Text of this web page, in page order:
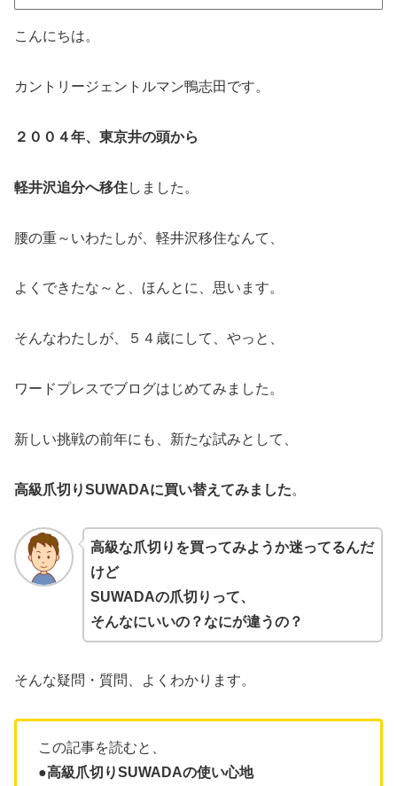
こんにちは。
カントリージェントルマン鴨志田です。
２００４年、東京井の頭から
軽井沢追分へ移住しました。
腰の重～いわたしが、軽井沢移住なんて、
よくできたな～と、ほんとに、思います。
そんなわたしが、５４歳にして、やっと、
ワードプレスでブログはじめてみました。
新しい挑戦の前年にも、新たな試みとして、
高級爪切りSUWADAに買い替えてみました。
高級な爪切りを買ってみようか迷ってるんだ
けど
SUWADAの爪切り って、
そんなにいいの？なにが違うの？
そんな疑問・質問、よくわかります。
この記事を読むと、
●高級爪切りSUWADAの使い心地